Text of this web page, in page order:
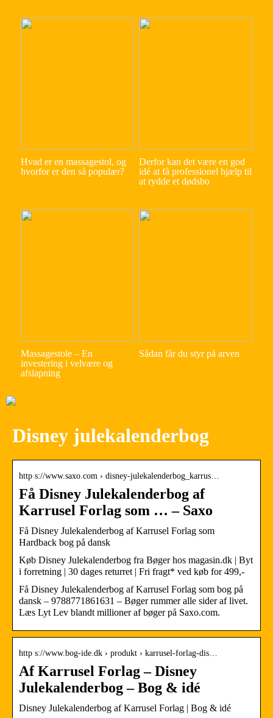
Hvad er en massagestol, og
hvorfor er den så populær?
Derfor kan det være en god
idé at få professionel hjælp til
at rydde et dødsbo
Massagestole – En
investering i velvære og
afslapning
Sådan får du styr på arven
Disney julekalenderbog
http s://www.saxo.com › disney-julekalenderbog_karrus…
Få Disney Julekalenderbog af
Karrusel Forlag som … – Saxo
Få Disney Julekalenderbog af Karrusel Forlag som
Hardback bog på dansk
Køb Disney Julekalenderbog fra Bøger hos magasin.dk | Byt
i forretning | 30 dages returret | Fri fragt* ved køb for 499,-
Få Disney Julekalenderbog af Karrusel Forlag som bog på
dansk – 9788771861631 – Bøger rummer alle sider af livet.
Læs Lyt Lev blandt millioner af bøger på Saxo.com.
http s://www.bog-ide.dk › produkt › karrusel-forlag-dis…
Af Karrusel Forlag – Disney
Julekalenderbog – Bog & idé
Disney Julekalenderbog af Karrusel Forlag | Bog & idé